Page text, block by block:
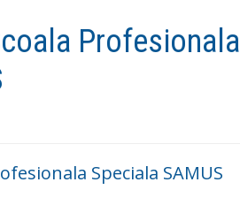
Profesionala
Speciala SAMUS